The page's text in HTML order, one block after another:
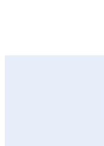
7 Semester –